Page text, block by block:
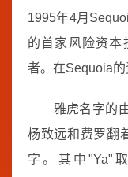
1995年4月
的首家风险资本
者。在Sequoia的
雅虎名字的由
杨致远和费罗翻
字。其中"Ya"